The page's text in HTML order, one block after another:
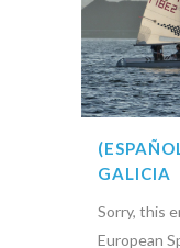
GALICIA
Sorry, this
European